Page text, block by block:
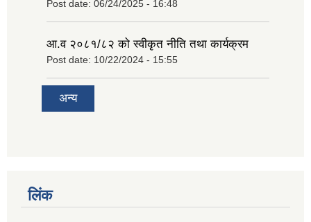
Post date: 06/24/2025 - 16:48
आ.व २०८१/८२ को स्वीकृत नीति तथा कार्यक्रम
Post date: 10/22/2024 - 15:55
अन्य
लिंक